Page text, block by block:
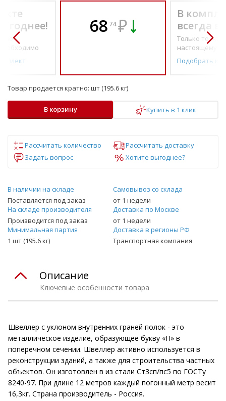
по-
68 74 ₽
В
всегда
Только то, что
настоящему
Подобрать
Товар продается кратно: шт (195.6 кг)
В корзину Купить в 1 клик
Рассчитать количество
Рассчитать доставку
Задать вопрос
Хотите выгоднее?
В наличии на складе
Поставляется под заказ
Самовывоз со склада
от 1 недели
На складе производителя
Производится под заказ
Доставка по Москве
от 1 недели
Минимальная партия
1 шт (195.6 кг)
Доставка в регионы РФ
Транспортная компания
Ключевые особенности товара
Описание
Швеллер с уклоном внутренних граней полок - это
металлическое изделие, образующее букву «П» в
поперечном сечении. Швеллер активно используется в
реконструкции зданий, а также для строительства частных
объектов. Он изготовлен в из стали Ст3сп/пс5 по ГОСТу
8240-97. При длине 12 метров каждый погонный метр весит
16,3кг. Страна производитель - Россия.